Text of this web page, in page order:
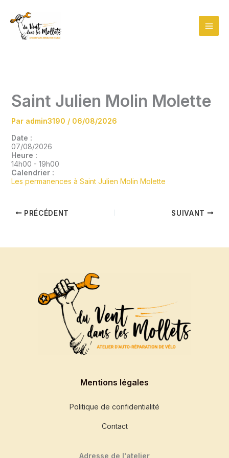
contenu
Saint Julien Molin Molette
Par admin3190 / 06/08/2026
Date :
07/08/2026
Heure :
14h00 - 19h00
Calendrier :
Les permanences à Saint Julien Molin Molette
PRÉCÉDENT SUIVANT
Mentions légales
Politique de confidentialité
Contact
Adresse de l'atelier